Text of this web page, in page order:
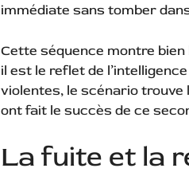
immédiate sans tomber
Cette séquence montre bien
il est le reflet de
violentes, le scénario trouve
ont fait le succès de ce
La fuite et la